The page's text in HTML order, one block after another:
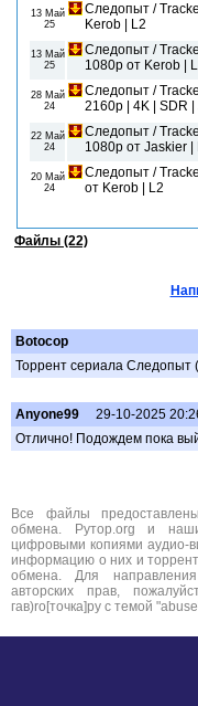
13 Май
25
Следопыт /
Kerob | L2
13 Май
25
Следопыт /
1080p от Kerob |
28 Май
24
Следопыт /
2160p | 4K | SDR
22 Май
24
Следопыт /
1080p от Jaskier |
20 Май
24
Следопыт /
от Kerob | L2
Файлы (22)
Botocop
Торрент сериала Следопыт
Anyone99
29-10-2025
Отлично! Подождем пока
Все файлы
обмена. Рутор.org и
цифровыми копиями аудио-
информацию о них и
обмена. Для
авторских прав,
гав)ro[точка]ру с темой